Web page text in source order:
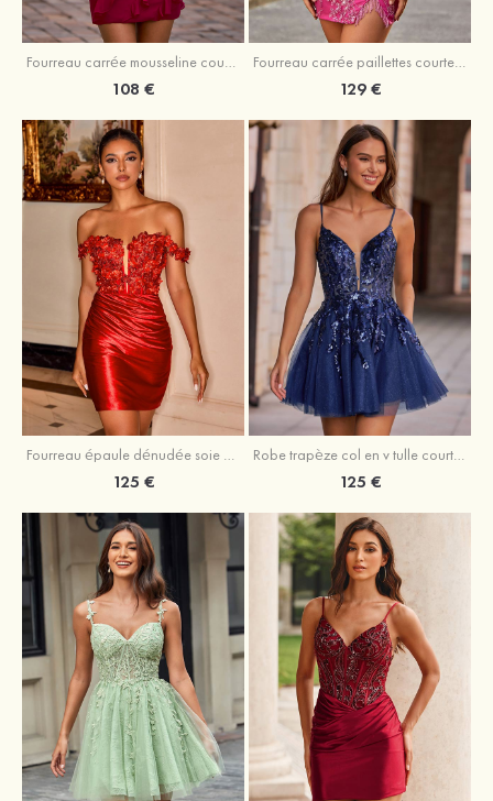
Fourreau carrée mousseline courte/mini robe de fête de la rentré avec volants
108 €
Fourreau carrée paillettes courte/mini robe de fête de la rentrée
129 €
125 € 125 €